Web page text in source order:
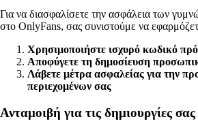
Για να διασφαλίσετε την ασφάλεια των
στο OnlyFans, σας συνιστούμε να
Χρησιμοποιήστε ισχυρό κωδικό
Αποφύγετε τη δημοσίευση
Λάβετε μέτρα ασφαλείας για την
περιεχομένων σας
Ανταμοιβή για τις δημιουργίες σας